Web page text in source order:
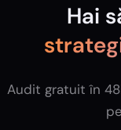
Hai
Audit gratuit în